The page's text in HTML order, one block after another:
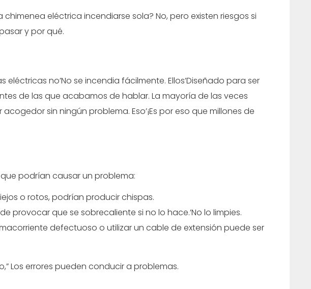
chimenea eléctrica incendiarse sola? No, pero existen riesgos si
y por qué.
eléctricas no’No se incendia fácilmente. Ellos’Diseñado para ser
de las que acabamos de hablar. La mayoría de las veces
sin ningún problema. Eso’¡Es por eso que millones de
podrían causar un problema:
o rotos, podrían producir chispas.
provocar que se sobrecaliente si no lo hace.’No lo limpies.
defectuoso o utilizar un cable de extensión puede ser
Los errores pueden conducir a problemas.